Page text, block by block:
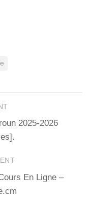
2025-2026
En Ligne –